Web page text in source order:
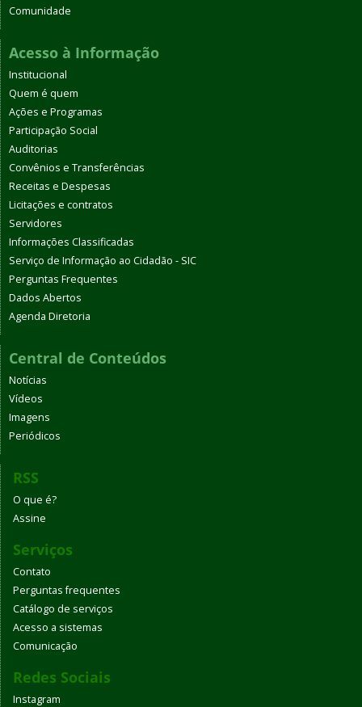
Comunidade
Acesso à Informação
Institucional
Quem é quem
Ações e Programas
Participação Social
Auditorias
Convênios e Transferências
Receitas e Despesas
Licitações e contratos
Servidores
Informações Classificadas
Serviço de Informação ao Cidadão - SIC
Perguntas Frequentes
Dados Abertos
Agenda Diretoria
Central de Conteúdos
Notícias
Vídeos
Imagens
Periódicos
RSS
O que é?
Assine
Serviços
Contato
Perguntas frequentes
Catálogo de serviços
Acesso a sistemas
Comunicação
Redes Sociais
Instagram